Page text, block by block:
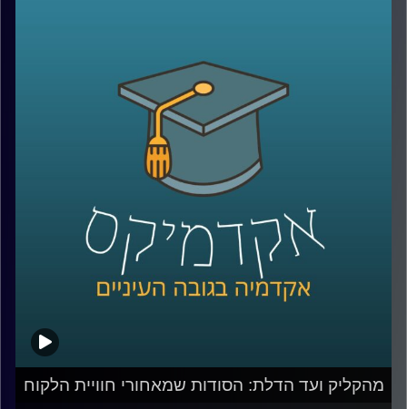
מהקליק ועד הדלת: הסודות שמאחורי חוויית הלקוח